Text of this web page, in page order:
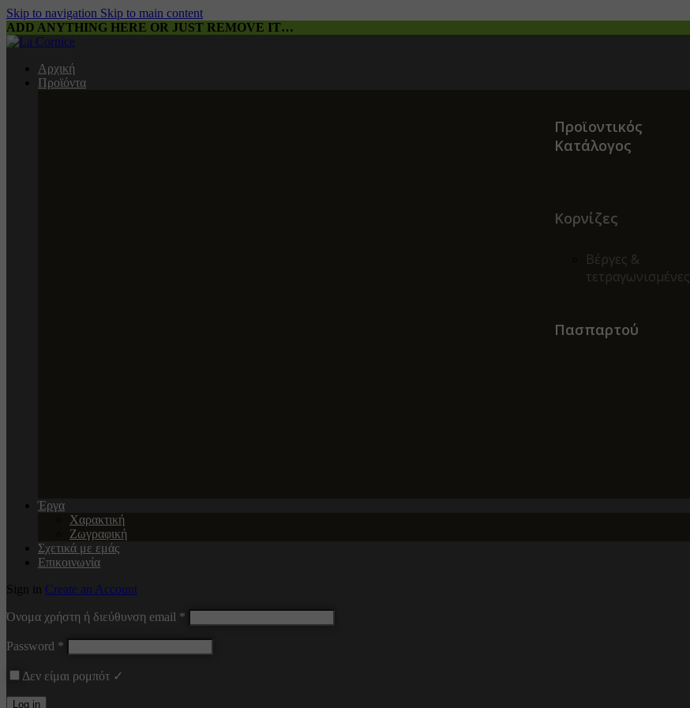
Skip to navigation Skip to main content
ADD ANYTHING HERE OR JUST REMOVE IT…
Αρχική
Προϊόντα
Προϊοντικός
Κατάλογος
Κορνίζες
Βέργες &
τετραγωνισμένες
Πασπαρτού
Έργα
Χαρακτική
Ζωγραφική
Σχετικά με εμάς
Επικοινωνία
Sign in Create an Account
Όνομα χρήστη ή διεύθυνση email *
Password *
Δεν είμαι ρομπότ ✓
Log in